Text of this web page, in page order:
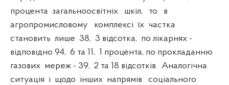
процента загальноосвітніх шкіл, то в
агропромисловому комплексі їх частка
становить лише 38, 3 відсотка, по лікарнях -
відповідно 94, 6 та 11, 1 процента, по прокладанню
газових мереж - 39, 2 та 18 відсотків. Аналогічна
ситуація і щодо інших напрямів соціального